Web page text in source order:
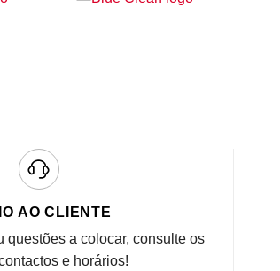
AO CLIENTE
questões a colocar, consulte os
e horários!